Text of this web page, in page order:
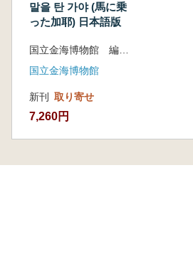
말을 탄 가야 (馬に乗
った加耶) 日本語版
国立金海博物館
新刊 取り寄せ
7,260円